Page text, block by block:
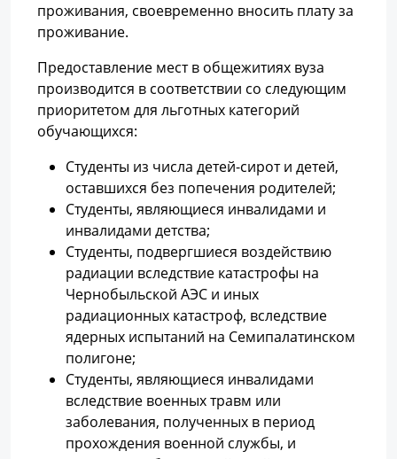
проживания, своевременно вносить плату за
проживание.
Предоставление мест в общежитиях вуза
производится в соответствии со следующим
приоритетом для льготных категорий
обучающихся:
Студенты из числа детей-сирот и детей,
оставшихся без попечения родителей;
Студенты, являющиеся инвалидами и
инвалидами детства;
Студенты, подвергшиеся воздействию
радиации вследствие катастрофы на
Чернобыльской АЭС и иных
радиационных катастроф, вследствие
ядерных испытаний на Семипалатинском
полигоне;
Студенты, являющиеся инвалидами
вследствие военных травм или
заболевания, полученных в период
прохождения военной службы, и